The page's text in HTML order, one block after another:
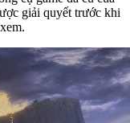
giải quyết trước khi